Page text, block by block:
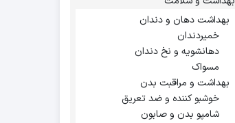
بهداشت دهان و دندان
خمیردندان
دهانشویه و نخ دندان
مسواک
بهداشت و مراقبت بدن
خوشبو کننده و ضد تعریق
شامپو بدن و صابون